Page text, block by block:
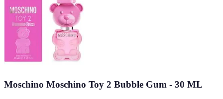
Moschino Moschino Toy 2 Bubble Gum - 30 ML